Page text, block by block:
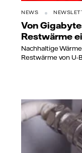
NEWS
Von
Restwärme
Nachhaltige
Restwärme von U-